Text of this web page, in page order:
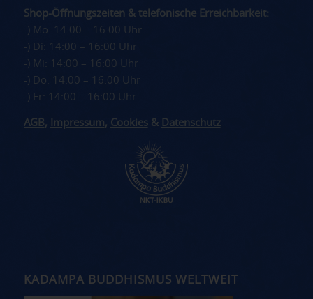
Shop-Öffnungszeiten & telefonische Erreichbarkeit:
-) Mo: 14:00 – 16:00 Uhr
-) Di: 14:00 – 16:00 Uhr
-) Mi: 14:00 – 16:00 Uhr
-) Do: 14:00 – 16:00 Uhr
-) Fr: 14:00 – 16:00 Uhr
AGB , Impressum, Cookies& Datenschutz
KADAMPA BUDDHISMUS WELTWEIT